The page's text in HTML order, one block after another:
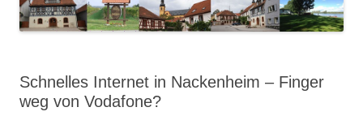
Schnelles Internet in Nackenheim – Finger
weg von Vodafone?